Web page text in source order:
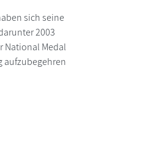
sich seine
2003
National Medal
aufzubegehren